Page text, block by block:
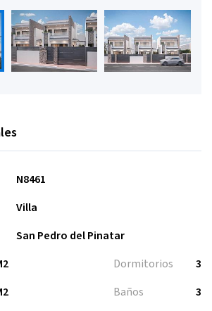
N8461
Villa
San Pedro del Pinatar
Dormitorios
3
Baños
3